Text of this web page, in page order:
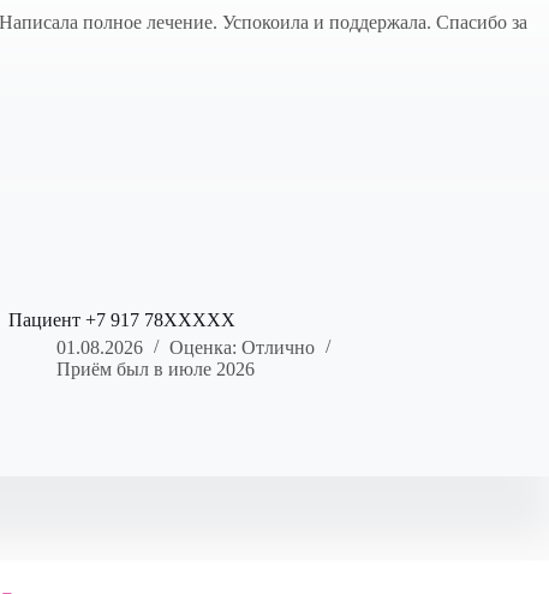
полное лечение. Успокоила и поддержала. Спасибо за
Пациент +7 917 78XXXXX
01.08.2026
Оценка: Отлично
Приём был в июле 2026